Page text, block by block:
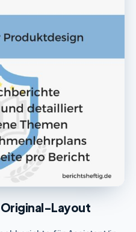
Original-Layout